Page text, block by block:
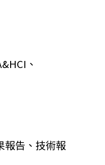
、
報告、技術報